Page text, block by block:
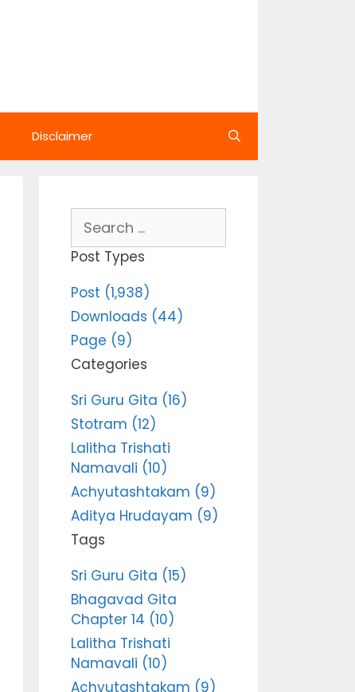
Disclaimer
for:
Post Types
Post (1,938)
Downloads (44)
Page (9)
Categories
Sri Guru Gita (16)
Stotram (12)
Lalitha Trishati
Namavali (10)
Achyutashtakam (9)
Aditya Hrudayam (9)
Tags
Sri Guru Gita (15)
Bhagavad Gita
Chapter 14 (10)
Lalitha Trishati
Namavali (10)
Achyutashtakam (9)